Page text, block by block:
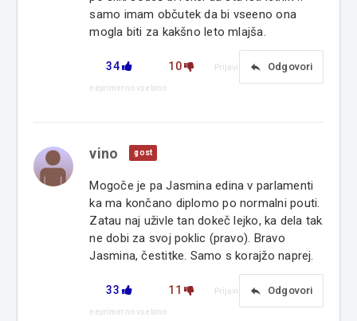
samo imam občutek da bi vseeno ona
mogla biti za kakšno leto mlajša.
34 10 reply Odgovori
Prijavi
neprimerno vsebino
vino gost
Mogoče je pa Jasmina edina v parlamenti
ka ma končano diplomo po normalni pouti.
Zatau naj uživle tan dokeč lejko, ka dela tak
ne dobi za svoj poklic (pravo). Bravo
Jasmina, čestitke. Samo s korajžo naprej.
33 11 reply Odgovori
Prijavi
neprimerno vsebino